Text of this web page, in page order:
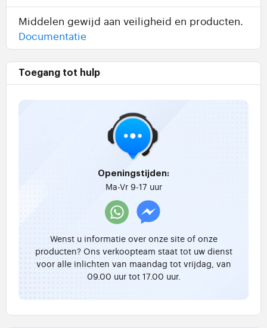
Middelen gewijd aan veiligheid en producten.
Documentatie
Toegang tot hulp
Openingstijden:
Ma-Vr 9-17 uur
Wenst u informatie over onze site of onze
producten? Ons verkoopteam staat tot uw dienst
voor alle inlichten van maandag tot vrijdag, van
09.00 uur tot 17.00 uur.